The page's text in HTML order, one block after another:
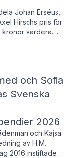
Johan Erséus,
Hirschs pris för
kronor vardera.
och
och Sofia
Svenska
2026
och Kajsa
av H.M.
2016 instiftade